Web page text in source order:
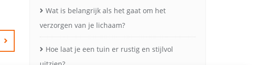
Wat is belangrijk als het gaat om het
verzorgen van je lichaam?
Hoe laat je een tuin er rustig en stijlvol